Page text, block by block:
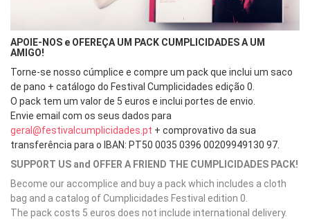
APOIE-NOS e OFEREÇA UM PACK CUMPLICIDADES A UM
AMIGO!
Torne-se nosso cúmplice e compre um pack que inclui um saco
de pano + catálogo do Festival Cumplicidades edição 0.
O pack tem um valor de 5 euros e inclui portes de envio.
Envie email com os seus dados para
geral@festivalcumplicidades.pt + comprovativo da sua
transferência para o IBAN: PT50 0035 0396 00209949130 97.
SUPPORT US and OFFER A FRIEND THE CUMPLICIDADES PACK!
Become our accomplice and buy a pack which includes a cloth
bag and a catalog of Cumplicidades Festival edition 0.
The pack costs 5 euros does not include international delivery.